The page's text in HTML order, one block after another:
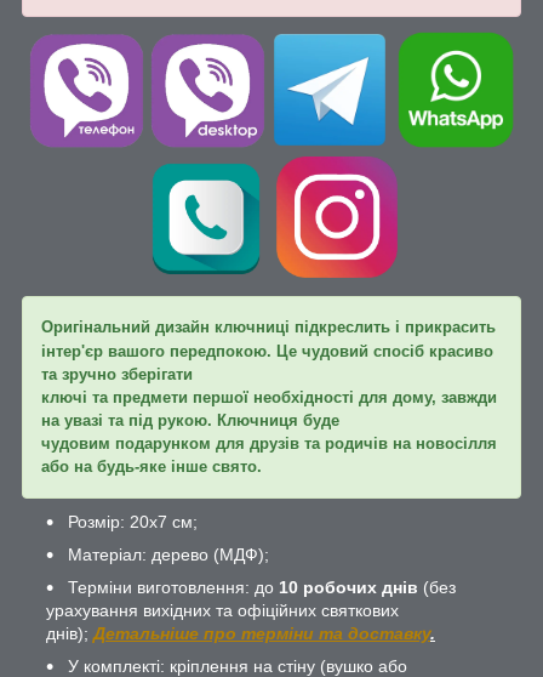
Оригінальний дизайн ключниці підкреслить і прикрасить
інтер'єр вашого передпокою. Це чудовий спосіб красиво
та зручно зберігати
ключі та предмети першої необхідності для дому, завжди
на увазі та під рукою. Ключниця буде
чудовим подарунком для друзів та родичів на новосілля
або на будь-яке інше свято.
Розмір: 20х7 см;
Матеріал: дерево (МДФ);
Терміни виготовлення: до 10 робочих днів (без
урахування вихідних та офіційних святкових
днів); Детальніше про терміни та доставку.
У комплекті: кріплення на стіну (вушко або